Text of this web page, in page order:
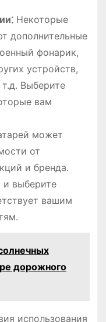
Некоторые
дополнительные
фонарик,
устройств,
Выберите
вам
может
от
и бренда.
выберите
вашим
дорожного
использования